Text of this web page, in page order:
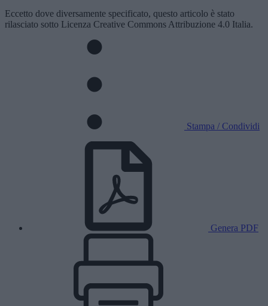
Eccetto dove diversamente specificato, questo articolo è stato
rilasciato sotto Licenza Creative Commons Attribuzione 4.0 Italia.
Stampa / Condividi
Genera PDF